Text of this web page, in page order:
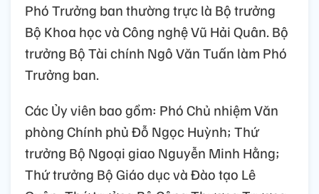
Phó Trưởng ban thường trực là Bộ trưởng
Bộ Khoa học và Công nghệ Vũ Hải Quân. Bộ
trưởng Bộ Tài chính Ngô Văn Tuấn làm Phó
Trưởng ban.
Các Ủy viên bao gồm: Phó Chủ nhiệm Văn
phòng Chính phủ Đỗ Ngọc Huỳnh; Thứ
trưởng Bộ Ngoại giao Nguyễn Minh Hằng;
Thứ trưởng Bộ Giáo dục và Đào tạo Lê